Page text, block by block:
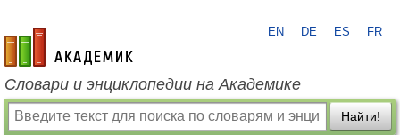
academic.ru
EN DE ES FR
Словари и энциклопедии на Академике
Найти!